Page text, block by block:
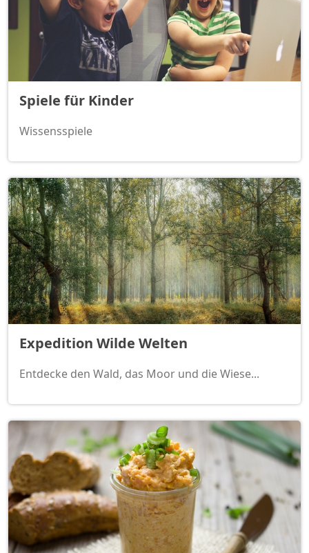
Spiele für Kinder
Wissensspiele
Expedition Wilde Welten
Entdecke den Wald, das Moor und die Wiese...